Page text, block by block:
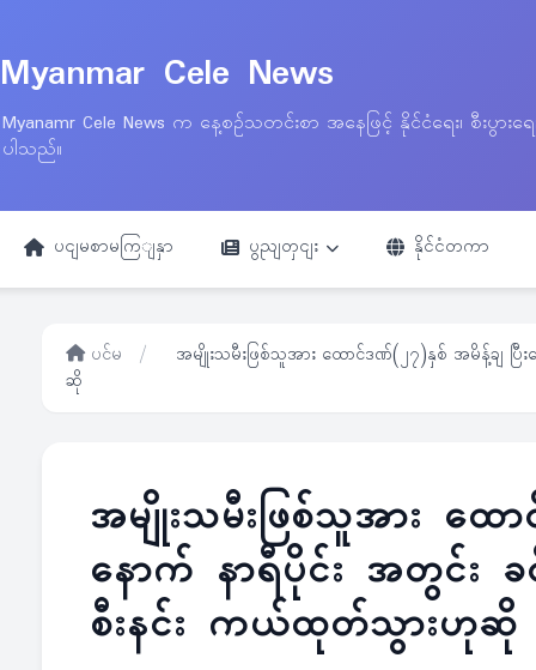
Myanmar Cele News
Myanamr Cele News က နေ့စဉ်သတင်းစာ အနေဖြင့် နိုင်ငံရေး၊ စီး
ပါသည်။
ပငျမစာမကြျနှာ ပွညျတှငျး နိုင်ငံတကာ
ပင်မ /
အမျိုးသမီးဖြစ်သူအား ထောင်ဒဏ်(၂၇)နှစ် အမိန့်ချ ပ
ဆို
အမျိုးသမီးဖြစ်သူအား ထေ
နောက် နာရီပိုင်း အတွင်း ခ
စီးနင်း ကယ်ထုတ်သွားဟုဆို